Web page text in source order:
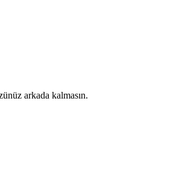
arkada kalmasın.